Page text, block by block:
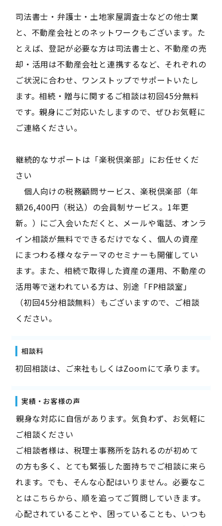
司法書士・弁護士・土地家屋調査士などの他士業
と、不動産会社とのネットワークもございます。た
とえば、登記が必要な方は司法書士と、不動産の売
却・活用は不動産会社と連携するなど、それぞれの
ご状況に合わせ、ワンストップでサポートいたし
ます。相続・贈与に関するご相談は初回45分無料
です。親身にご対応いたしますので、ぜひお気軽に
ご連絡ください。
――継続的なサポートは「楽税倶楽部」にお任せくだ
さい――
個人向けの税務顧問サービス、楽税倶楽部（年
額26,400円（税込）の会員制サービス。1年更
新。）にご入会いただくと、メールや電話、オンラ
イン相談が無料でできるだけでなく、個人の資産
にまつわる様々なテーマのセミナーも開催してい
ます。また、相続で取得した資産の運用、不動産の
活用等で迷われている方は、別途「FP相談室」
（初回45分相談無料）もございますので、ご相談
ください。
相談料
初回相談は、ご来社もしくはZoomにて承ります。
実績・お客様の声
――親身な対応に自信があります。気負わず、お気軽に
ご相談ください――
ご相談者様は、税理士事務所を訪れるのが初めて
の方も多く、とても緊張した面持ちでご相談に来ら
れます。でも、そんな心配はいりません。必要なこ
とはこちらから、順を追ってご質問していきます。
心配されていることや、困っていることも、いつも